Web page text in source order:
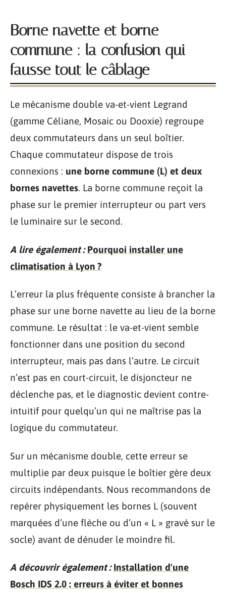
Borne navette et borne
commune : la confusion qui
fausse tout le câblage
Le mécanisme double va-et-vient Legrand
(gamme Céliane, Mosaic ou Dooxie) regroupe
deux commutateurs dans un seul boîtier.
Chaque commutateur dispose de trois
connexions : une borne commune (L) et deux
bornes navettes. La borne commune reçoit la
phase sur le premier interrupteur ou part vers
le luminaire sur le second.
A lire également : Pourquoi installer une
climatisation à Lyon ?
L’erreur la plus fréquente consiste à brancher la
phase sur une borne navette au lieu de la borne
commune. Le résultat : le va-et-vient semble
fonctionner dans une position du second
interrupteur, mais pas dans l’autre. Le circuit
n’est pas en court-circuit, le disjoncteur ne
déclenche pas, et le diagnostic devient contre-
intuitif pour quelqu’un qui ne maîtrise pas la
logique du commutateur.
Sur un mécanisme double, cette erreur se
multiplie par deux puisque le boîtier gère deux
circuits indépendants. Nous recommandons de
repérer physiquement les bornes L (souvent
marquées d’une flèche ou d’un « L » gravé sur le
socle) avant de dénuder le moindre fil.
A découvrir également : Installation d'une
Bosch IDS 2.0 : erreurs à éviter et bonnes